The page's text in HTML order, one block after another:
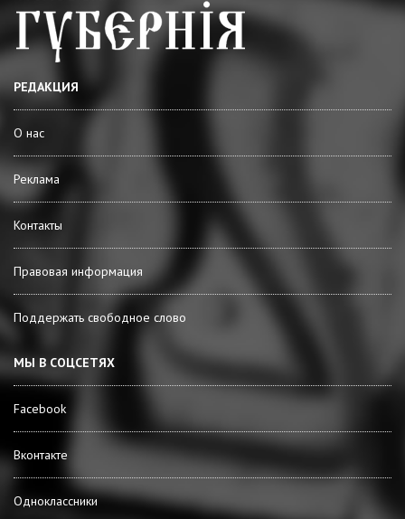
РЕДАКЦИЯ
О нас
Реклама
Контакты
Правовая информация
Поддержать свободное слово
МЫ В СОЦСЕТЯХ
Facebook
Вконтакте
Одноклассники